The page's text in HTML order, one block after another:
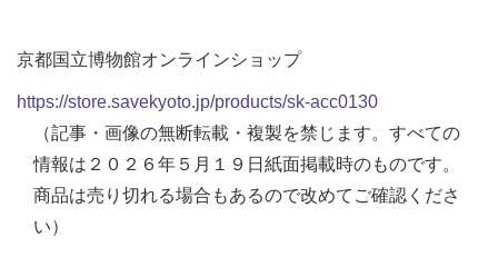
京都国立博物館オンラインショップ
https://store.savekyoto.jp/products/sk-acc0130
（記事・画像の無断転載・複製を禁じます。すべての
情報は２０２６年５月１９日紙面掲載時のものです。
商品は売り切れる場合もあるので改めてご確認くださ
い）